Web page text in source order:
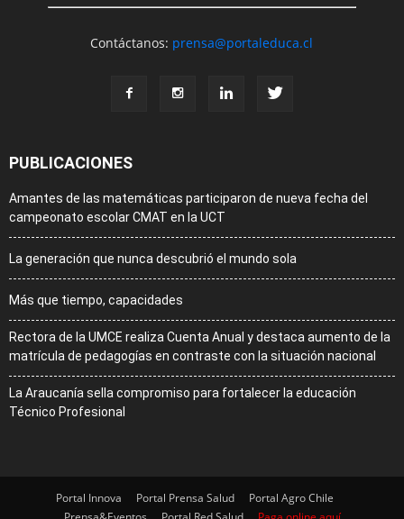
Contáctanos: prensa@portaleduca.cl
PUBLICACIONES
Amantes de las matemáticas participaron de nueva fecha del
campeonato escolar CMAT en la UCT
La generación que nunca descubrió el mundo sola
Más que tiempo, capacidades
Rectora de la UMCE realiza Cuenta Anual y destaca aumento de la
matrícula de pedagogías en contraste con la situación nacional
La Araucanía sella compromiso para fortalecer la educación
Técnico Profesional
Portal Innova Portal Prensa Salud
Portal Agro Chile